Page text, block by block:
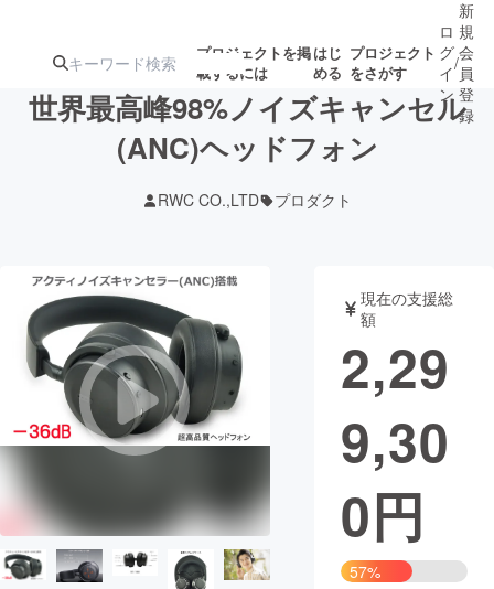
プロジェクトを掲
載するには
はじ
める
プロジェクト
をさがす
ジェクト
募集終了が近いプ
ロジェクト
アート・写真 音楽
テクノロジー・ガジェット ゲーム・サ
映像・映画
まちづくり・地域活性化
ロ
グ
イ
ン
/
新
規
会
員
登
録
世界最高峰98%ノイズキャンセル
(ANC)ヘッドフォン
RWC CO.,LTD プロダクト
現在の支援総
額
2,29
9,30
0円
57%